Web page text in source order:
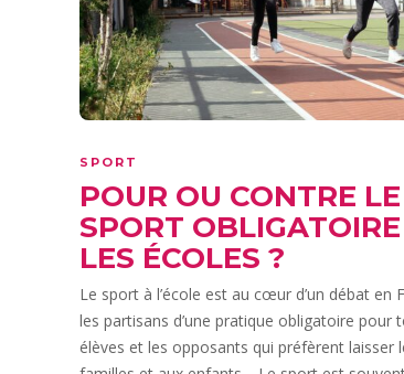
SPORT
POUR OU CONTRE LE
SPORT
LES ÉCOLES ?
Le sport à l’école est au cœur d’un débat en
les partisans d’une pratique obligatoire pour
élèves et les opposants qui préfèrent laisser